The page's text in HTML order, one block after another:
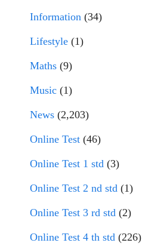
Information (34)
Lifestyle (1)
Maths (9)
Music (1)
News (2,203)
Online Test (46)
Online Test 1 std (3)
Online Test 2 nd std (1)
Online Test 3 rd std (2)
Online Test 4 th std (226)